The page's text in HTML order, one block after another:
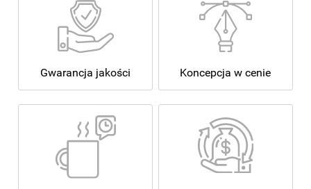
Gwarancja jakości Koncepcja w cenie